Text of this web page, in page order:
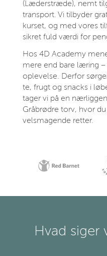
(Læderstræde), nemt
transport. Vi tilbyder
kurset, og med vores
sikret fuld værdi for
Hos 4D Academy
mere end bare læring
oplevelse. Derfor
te, frugt og snacks i
tager vi på en
Gråbrødre torv, hvor
velsmagende retter.
Hvad siger